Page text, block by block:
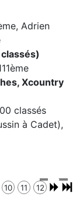
Adrien
Xcountry
classés
à Cadet),
10 11
12